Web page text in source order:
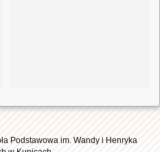
Podstawowa im. Wandy i Henryka